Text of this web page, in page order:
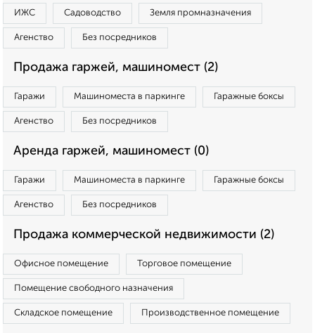
ИЖС Садоводство Земля промназначения
Агенство Без посредников
Продажа гаржей, машиномест (2)
Гаражи Машиноместа в паркинге Гаражные боксы
Агенство Без посредников
Аренда гаржей, машиномест (0)
Гаражи Машиноместа в паркинге Гаражные боксы
Агенство Без посредников
Продажа коммерческой недвижимости (2)
Офисное помещение Торговое помещение
Помещение свободного назначения
Складское помещение Производственное помещение